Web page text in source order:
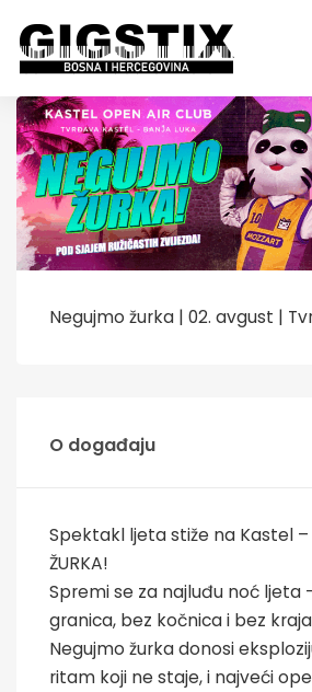
Negujmo žurka | 02. avgust |
O događaju
Spektakl ljeta stiže na Kastel –
ŽURKA!
Spremi se za najluđu noć ljeta
granica, bez kočnica i bez
Negujmo žurka donosi
ritam koji ne staje, i najveći